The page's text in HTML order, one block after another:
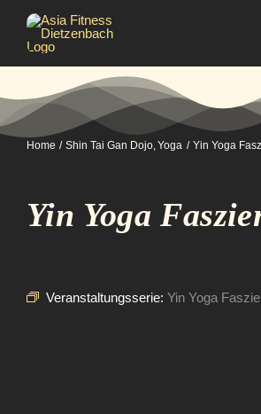
Inhalt
springen
Home Shin Tai Gan Dojo Yoga Yin Yoga
Yin Yoga
Veranstaltungsserie: Yin Yoga